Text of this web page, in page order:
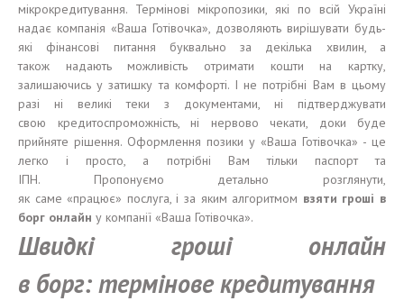
мікрокредитування. Термінові мікропозики, які по всій Україні
надає компанія «Ваша Готівочка», дозволяють вирішувати будь-
які фінансові питання буквально за декілька хвилин, а
також надають можливість отримати кошти на картку,
залишаючись у затишку та комфорті. І не потрібні Вам в цьому
разі ні великі теки з документами, ні підтверджувати
свою кредитоспроможність, ні нервово чекати, доки буде
прийняте рішення. Оформлення позики у «Ваша Готівочка» - це
легко і просто, а потрібні Вам тільки паспорт та
ІПН. Пропонуємо детально розглянути,
як саме «працює» послуга, і за яким алгоритмом взяти гроші в
борг онлайн у компанії «Ваша Готівочка».
Швидкі гроші онлайн
в борг: термінове кредитування